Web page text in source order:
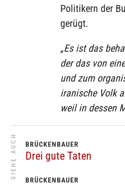
Politikern der
gerügt.
„Es ist das
der das von
und zum
iranische Volk
weil in dessen
SIEHE AUCH BRÜCKENBAUER
Drei gute Taten
BRÜCKENBAUER